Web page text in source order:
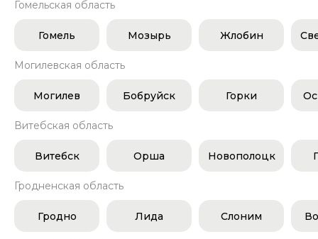
Гомельская область
Гомель Мозырь Жлобин
Могилевская область
Могилев Бобруйск Горки
Витебская область
Витебск Орша Новополоцк
Гродненская область
Гродно Лида Слоним